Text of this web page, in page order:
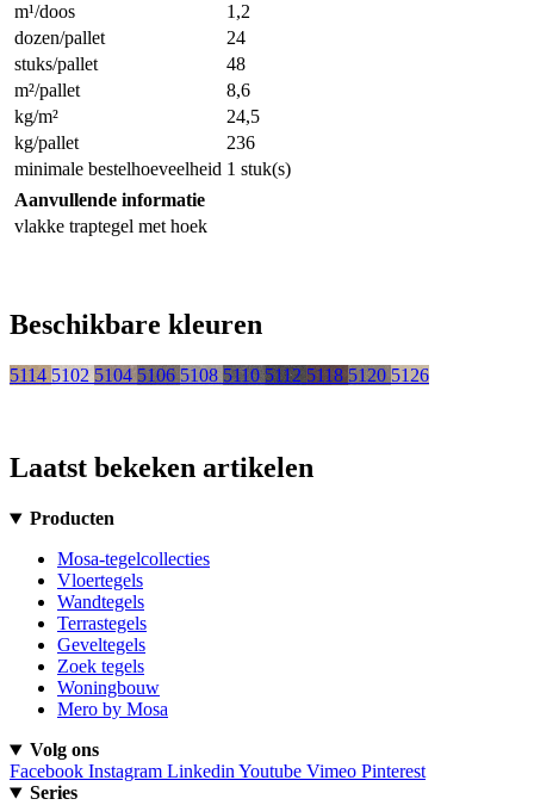
m¹/doos
1,2
dozen/pallet
24
stuks/pallet
48
m²/pallet
8,6
kg/m²
24,5
kg/pallet
236
minimale bestelhoeveelheid 1 stuk(s)
Aanvullende informatie
vlakke traptegel met hoek
Beschikbare kleuren
5114 5102 5104 5106 5108 5110 5112 5118 5120 5126
Laatst bekeken artikelen
Producten
Mosa-tegelcollecties
Vloertegels
Wandtegels
Terrastegels
Geveltegels
Zoek tegels
Woningbouw
Mero by Mosa
Volg ons
Facebook Instagram Linkedin Youtube Vimeo Pinterest
Series